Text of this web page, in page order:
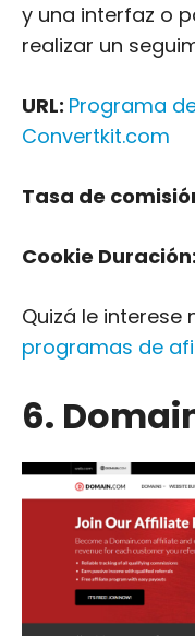
y una interfaz o
realizar un
URL: Programa
Convertkit.com
Tasa de
Cookie Duración:
Quizá le interese
programas de
6.